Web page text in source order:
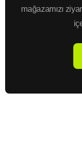
mağazamızı